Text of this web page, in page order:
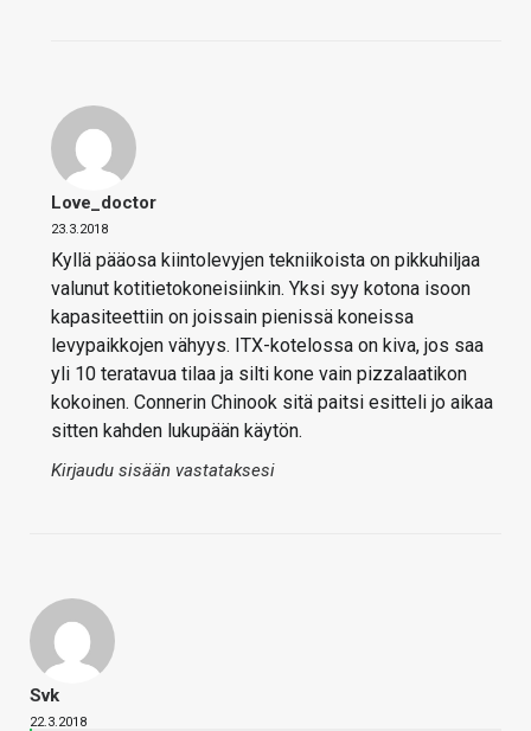
Love_doctor
23.3.2018
Kyllä pääosa kiintolevyjen tekniikoista on pikkuhiljaa
valunut kotitietokoneisiinkin. Yksi syy kotona isoon
kapasiteettiin on joissain pienissä koneissa
levypaikkojen vähyys. ITX-kotelossa on kiva, jos saa
yli 10 teratavua tilaa ja silti kone vain pizzalaatikon
kokoinen. Connerin Chinook sitä paitsi esitteli jo aikaa
sitten kahden lukupään käytön.
Kirjaudu sisään vastataksesi
Svk
22.3.2018